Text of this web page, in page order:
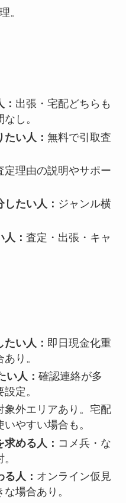
。
出張・宅配どちらも
し。
い人： 無料で引取査
定理由の説明やサポー
たい人： ジャンル横
： 査定・出張・キャ
い人： 即日現金化重
り。
い人： 確認連絡が多
定。
象外エリアあり。宅配
やすい場合も。
める人： コメ兵・な
人： オンライン仮見
場合あり。